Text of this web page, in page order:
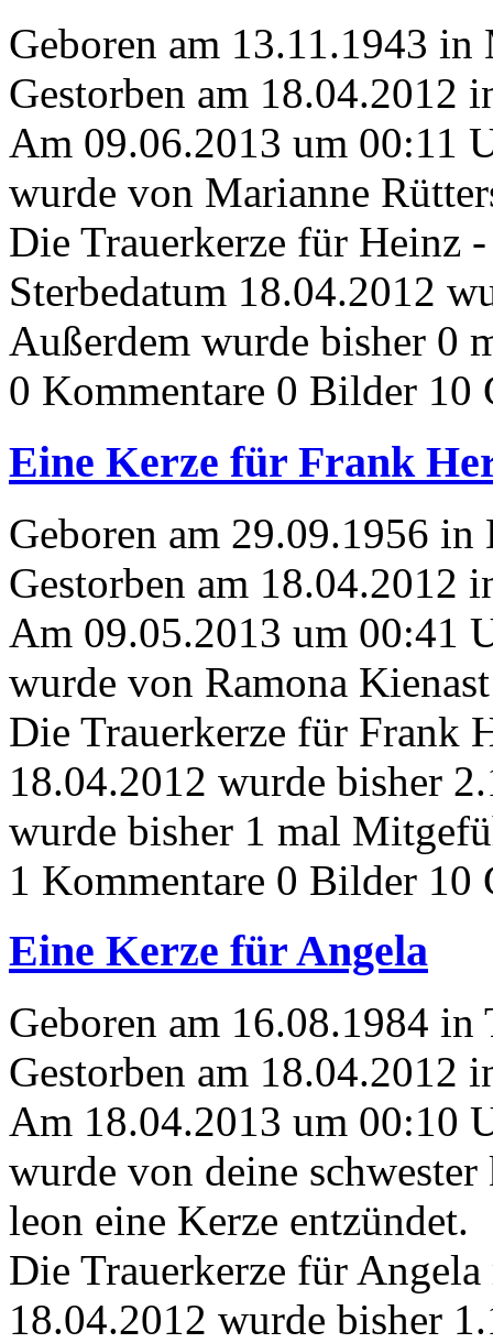
Geboren am 13.11.1943
Gestorben am 18.04.2012
Am 09.06.2013 um 00:11
wurde von Marianne
Die Trauerkerze für Heinz
Sterbedatum 18.04.2012
Außerdem wurde bisher 0
0 Kommentare 0 Bilder 10
Eine Kerze für Frank
Geboren am 29.09.1956 in
Gestorben am 18.04.2012
Am 09.05.2013 um 00:41
wurde von Ramona
Die Trauerkerze für Frank
18.04.2012 wurde bisher
wurde bisher 1 mal
1 Kommentare 0 Bilder 10
Eine Kerze für Angela
Geboren am 16.08.1984 in
Gestorben am 18.04.2012
Am 18.04.2013 um 00:10
wurde von deine
leon eine Kerze entzündet.
Die Trauerkerze für
18.04.2012 wurde bisher